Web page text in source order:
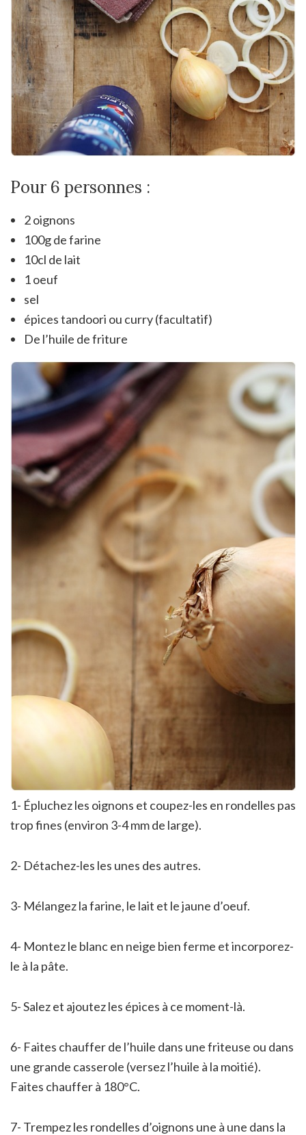
Pour 6 personnes :
2 oignons
100g de farine
10cl de lait
1 oeuf
sel
épices tandoori ou curry (facultatif)
De l’huile de friture
1- Épluchez les oignons et coupez-les en rondelles pas
trop fines (environ 3-4 mm de large).
2- Détachez-les les unes des autres.
3- Mélangez la farine, le lait et le jaune d’oeuf.
4- Montez le blanc en neige bien ferme et incorporez-
le à la pâte.
5- Salez et ajoutez les épices à ce moment-là.
6- Faites chauffer de l’huile dans une friteuse ou dans
une grande casserole (versez l’huile à la moitié).
Faites chauffer à 180°C.
7- Trempez les rondelles d’oignons une à une dans la